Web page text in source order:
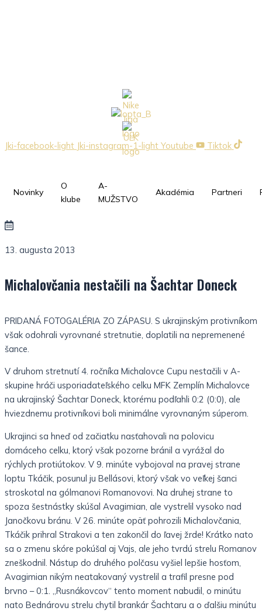
Jki-facebook-light Jki-instagram-1-light Youtube Tiktok
Novinky
O
klube
A-
MUŽSTVO
Akadémia Partneri
13. augusta 2013
Michalovčania nestačili na Šachtar Doneck
PRIDANÁ FOTOGALÉRIA ZO ZÁPASU. S ukrajinským protivníkom
však odohrali vyrovnané stretnutie, doplatili na nepremenené
šance.
V druhom stretnutí 4. ročníka Michalovce Cupu nestačili v A-
skupine hráči usporiadateľského celku MFK Zemplín Michalovce
na ukrajinský Šachtar Doneck, ktorému podľahli 0:2 (0:0), ale
hviezdnemu protivníkovi boli minimálne vyrovnaným súperom.
Ukrajinci sa hneď od začiatku nasťahovali na polovicu
domáceho celku, ktorý však pozorne bránil a vyrážal do
rýchlych protiútokov. V 9. minúte vybojoval na pravej strane
loptu Tkáčik, posunul ju Bellásovi, ktorý však vo veľkej šanci
stroskotal na gólmanovi Romanovovi. Na druhej strane to
spoza šestnástky skúšal Avagimian, ale vystrelil vysoko nad
Janočkovu bránu. V 26. minúte opäť pohrozili Michalovčania,
Tkáčik prihral Strakovi a ten zakončil do ľavej žrde! Krátko nato
sa o zmenu skóre pokúšal aj Vajs, ale jeho tvrdú strelu Romanov
zneškodnil. Nástup do druhého polčasu vyšiel lepšie hosťom,
Avagimian nikým neatakovaný vystrelil a trafil presne pod
brvno – 0:1. „Rusnákovcov“ tento moment nabudil, o minútu
nato Bednárovu strelu chytil brankár Šachtaru a o ďalšiu minútu